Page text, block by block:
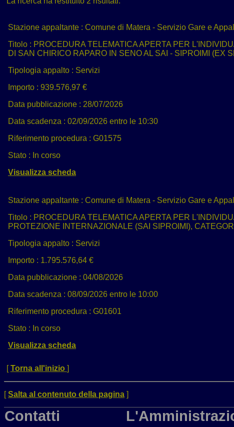
Stazione appaltante : Comune di Matera - Servizio Gare e
Titolo : PROCEDURA TELEMATICA APERTA PER
DI SAN CHIRICO RAPARO IN SENO AL SAI - SIPROIMI (EX
Tipologia appalto : Servizi
Importo : 939.576,97 €
Data pubblicazione : 28/07/2026
Data scadenza : 02/09/2026 entro le 10:30
Riferimento procedura : G01575
Stato : In corso
Visualizza scheda
Stazione appaltante : Comune di Matera - Servizio Gare e
Titolo : PROCEDURA TELEMATICA APERTA PER
PROTEZIONE INTERNAZIONALE (SAI SIPROIMI),
Tipologia appalto : Servizi
Importo : 1.795.576,64 €
Data pubblicazione : 04/08/2026
Data scadenza : 08/09/2026 entro le 10:00
Riferimento procedura : G01601
Stato : In corso
Visualizza scheda
[Torna all'inizio ]
[Salta al contenuto della pagina ]
Contatti